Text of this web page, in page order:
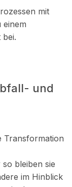
mit
bei.
und
Transformation
bleiben sie
im Hinblick